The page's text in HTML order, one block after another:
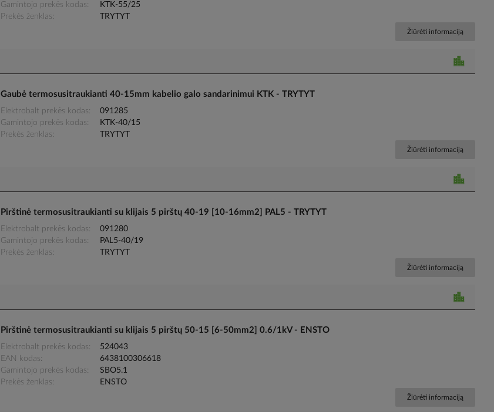
Gamintojo prekės kodas
KTK-55/25
Prekės ženklas
TRYTYT
Žiūrėti informaciją
Gaubė termosusitraukianti 40-15mm kabelio galo sandarinimui KTK - TRYTYT
Elektrobalt prekės kodas
091285
Gamintojo prekės kodas
KTK-40/15
Prekės ženklas
TRYTYT
Žiūrėti informaciją
Pirštinė termosusitraukianti su klijais 5 pirštų 40-19 [10-16mm2] PAL5 - TRYTYT
Elektrobalt prekės kodas
091280
Gamintojo prekės kodas
PAL5-40/19
Prekės ženklas
TRYTYT
Žiūrėti informaciją
Pirštinė termosusitraukianti su klijais 5 pirštų 50-15 [6-50mm2] 0.6/1kV - ENSTO
Elektrobalt prekės kodas
524043
EAN kodas
6438100306618
Gamintojo prekės kodas
SBO5.1
Prekės ženklas
ENSTO
Žiūrėti informaciją